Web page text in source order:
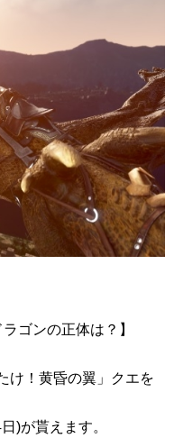
ゴンの正体は？】
け！黄昏の翼」クエを
)が貰えます。